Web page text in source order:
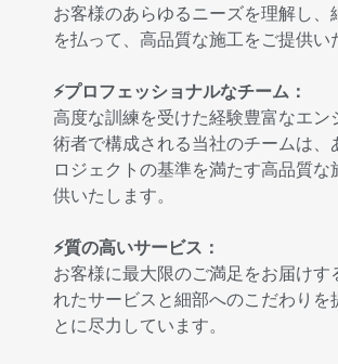
お客様のあらゆるニーズを理解し、
を払って、高品質な施工をご提供い
⚡プロフェッショナルなチーム：
高度な訓練を受けた経験豊富なエン
術者で構成される当社のチームは、
ロジェクトの基準を満たす高品質な
供いたします。
⚡質の高いサービス：
お客様に最大限のご満足をお届けす
れたサービスと細部へのこだわりを
とに尽力しています。